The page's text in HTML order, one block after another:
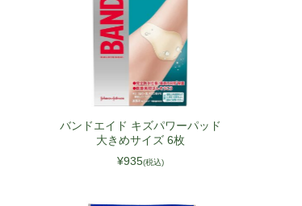
バンドエイド キズパワーパッド
大きめサイズ 6枚
¥935(税込)